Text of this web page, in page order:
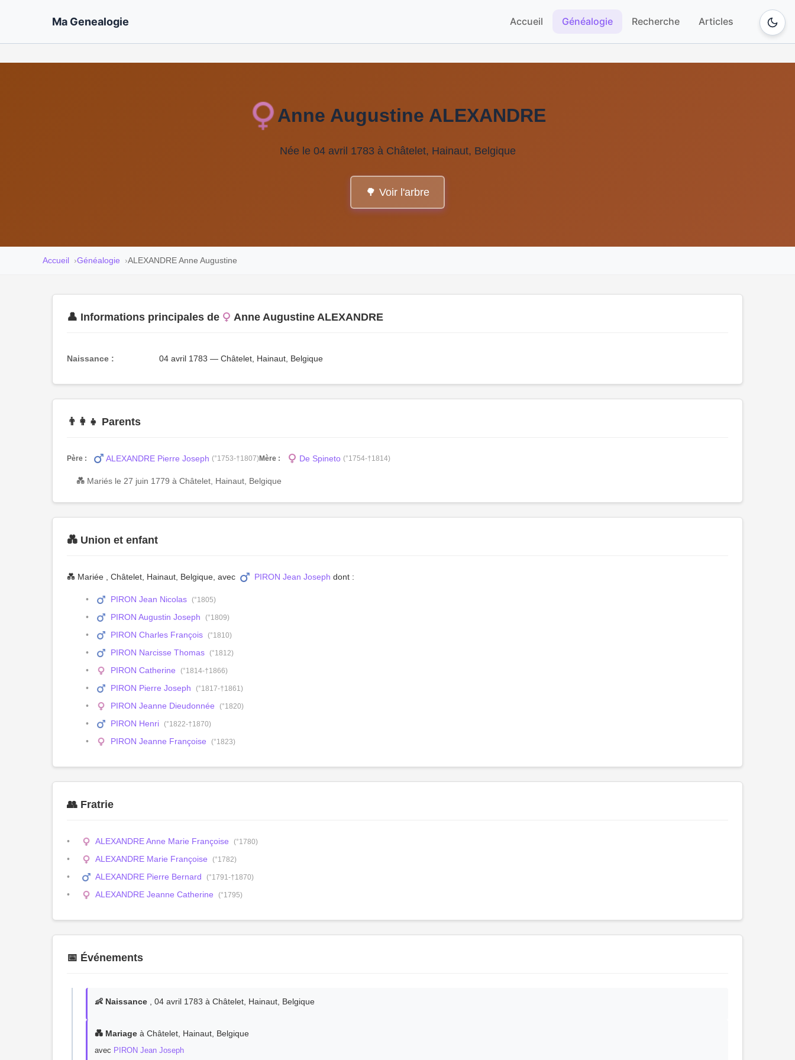
Ma Genealogie Accueil Généalogie Recherche Articles
Anne Augustine ALEXANDRE
Née le 04 avril 1783 à Châtelet, Hainaut, Belgique
🌳 Voir l'arbre
Accueil Généalogie ALEXANDRE Anne Augustine
👤 Informations principales de Anne Augustine ALEXANDRE
Naissance : 04 avril 1783 — Châtelet, Hainaut, Belgique
👨‍👩‍👧 Parents
Père : ALEXANDRE Pierre Joseph (°1753-†1807)Mère : De Spineto (°1754-†1814)
💑 Mariés le 27 juin 1779 à Châtelet, Hainaut, Belgique
💑 Union et enfant
💑 Mariée , Châtelet, Hainaut, Belgique, avec PIRON Jean Joseph dont :
PIRON Jean Nicolas (°1805)
PIRON Augustin Joseph (°1809)
PIRON Charles François (°1810)
PIRON Narcisse Thomas (°1812)
PIRON Catherine (°1814-†1866)
PIRON Pierre Joseph (°1817-†1861)
PIRON Jeanne Dieudonnée (°1820)
PIRON Henri (°1822-†1870)
PIRON Jeanne Françoise (°1823)
👥 Fratrie
ALEXANDRE Anne Marie Françoise (°1780)
ALEXANDRE Marie Françoise (°1782)
ALEXANDRE Pierre Bernard (°1791-†1870)
ALEXANDRE Jeanne Catherine (°1795)
📅 Événements
👶 Naissance , 04 avril 1783 à Châtelet, Hainaut, Belgique
💑 Mariage à Châtelet, Hainaut, Belgique
avec PIRON Jean Joseph